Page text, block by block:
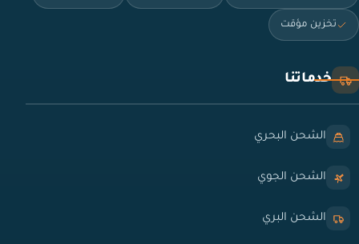
تخزين مؤقت
خدماتنا
الشحن البحري
الشحن الجوي
الشحن البري